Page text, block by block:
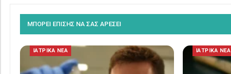
ΜΠΟΡΕΙ ΕΠΙΣΗΣ ΝΑ ΣΑΣ ΑΡΕΣΕΙ
ΙΑΤΡΙΚΑ ΝΕΑ ΙΑΤΡΙΚΑ ΝΕΑ